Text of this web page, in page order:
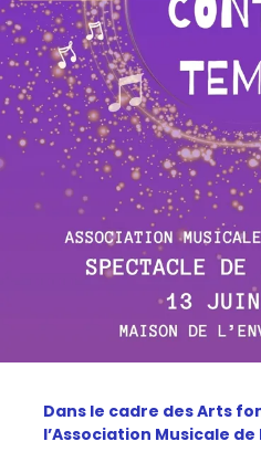
Dans le cadre des Arts
l’Association Musicale